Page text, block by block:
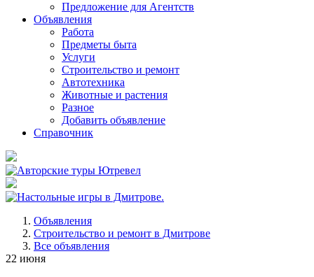
Предложение для Агентств
Объявления
Работа
Предметы быта
Услуги
Строительство и ремонт
Автотехника
Животные и растения
Разное
Добавить объявление
Справочник
Объявления
Строительство и ремонт в Дмитрове
Все объявления
22 июня